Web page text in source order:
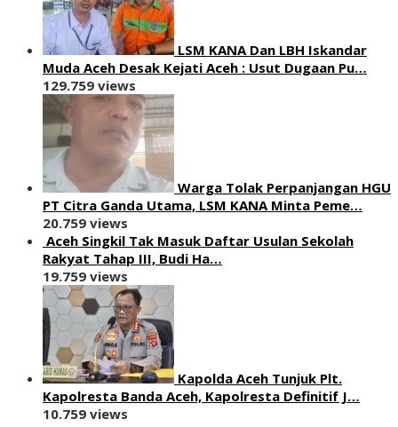
LSM KANA Dan LBH Iskandar
Muda Aceh Desak Kejati Aceh : Usut Dugaan Pu…
129.759 views
Warga Tolak Perpanjangan HGU
PT Citra Ganda Utama, LSM KANA Minta Peme…
20.759 views
Aceh Singkil Tak Masuk Daftar Usulan Sekolah
Rakyat Tahap III, Budi Ha…
19.759 views
Kapolda Aceh Tunjuk Plt.
Kapolresta Banda Aceh, Kapolresta Definitif J…
10.759 views